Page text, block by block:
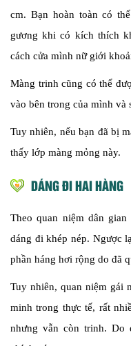
cm. Bạn hoàn toàn có
gương khi có kích thích
cách cửa mình nữ giới
Màng trinh cũng có thể
vào bên trong của mình và
Tuy nhiên, nếu bạn đã bị
thấy lớp màng mỏng này.
DÁNG ĐI HAI HÀNG
Theo quan niệm dân
dáng đi khép nép. Ngược
phần háng hơi rộng do đã
Tuy nhiên, quan niệm gái
minh trong thực tế, rất
nhưng vẫn còn trinh. Do